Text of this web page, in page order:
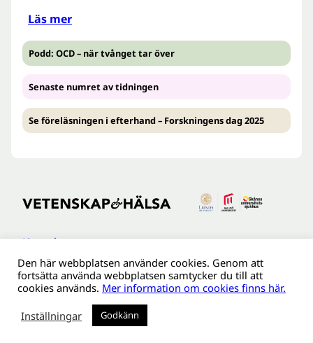
Läs mer
Podd: OCD – när tvånget tar över
Senaste numret av tidningen
Se föreläsningen i efterhand – Forskningens dag 2025
Kontakt
Tillgänglighetsredogöreldse
Om webbplatsen
Behandling av personuppgifter
Den här webbplatsen använder cookies. Genom att
fortsätta använda webbplatsen samtycker du till att
cookies används. Mer information om cookies finns här.
Inställningar
Godkänn